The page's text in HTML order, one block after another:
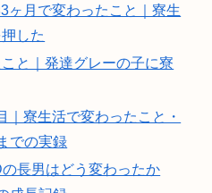
ヶ月で変わったこと｜寮生
した
と｜発達グレーの子に寮
寮生活で変わったこと・
での実録
長男はどう変わったか